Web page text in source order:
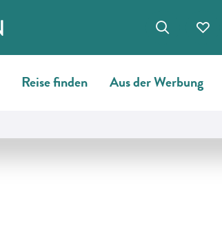
Reise finden Aus der Werbung